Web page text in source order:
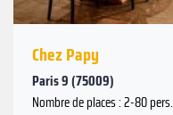
Chez Papy
Paris 9 (75009)
Nombre de places : 2-80 pers.